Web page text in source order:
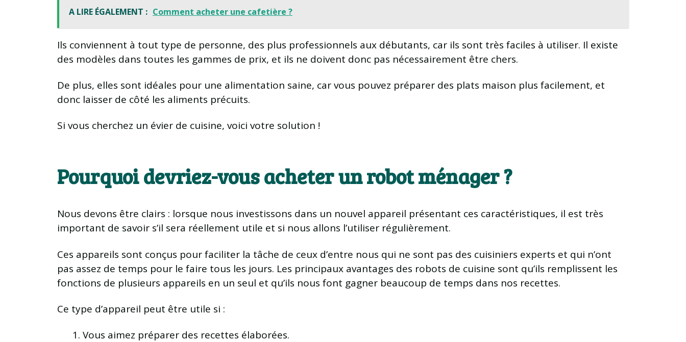
A LIRE ÉGALEMENT : Comment acheter une cafetière ?
Ils conviennent à tout type de personne, des plus professionnels aux débutants, car ils sont très faciles à utiliser. Il existe
des modèles dans toutes les gammes de prix, et ils ne doivent donc pas nécessairement être chers.
De plus, elles sont idéales pour une alimentation saine, car vous pouvez préparer des plats maison plus facilement, et
donc laisser de côté les aliments précuits.
Si vous cherchez un évier de cuisine, voici votre solution !
Pourquoi devriez-vous acheter un robot ménager ?
Nous devons être clairs : lorsque nous investissons dans un nouvel appareil présentant ces caractéristiques, il est très
important de savoir s’il sera réellement utile et si nous allons l’utiliser régulièrement.
Ces appareils sont conçus pour faciliter la tâche de ceux d’entre nous qui ne sont pas des cuisiniers experts et qui n’ont
pas assez de temps pour le faire tous les jours. Les principaux avantages des robots de cuisine sont qu’ils remplissent les
fonctions de plusieurs appareils en un seul et qu’ils nous font gagner beaucoup de temps dans nos recettes.
Ce type d’appareil peut être utile si :
Vous aimez préparer des recettes élaborées.